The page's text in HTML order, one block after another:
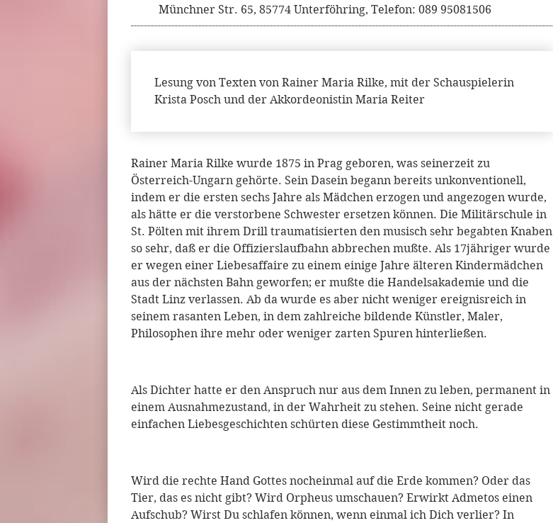
Münchner Str. 65, 85774 Unterföhring, Telefon: 089 95081506
Lesung von Texten von Rainer Maria Rilke, mit der Schauspielerin
Krista Posch und der Akkordeonistin Maria Reiter
Rainer Maria Rilke wurde 1875 in Prag geboren, was seinerzeit zu
Österreich-Ungarn gehörte. Sein Dasein begann bereits unkonventionell,
indem er die ersten sechs Jahre als Mädchen erzogen und angezogen wurde,
als hätte er die verstorbene Schwester ersetzen können. Die Militärschule in
St. Pölten mit ihrem Drill traumatisierten den musisch sehr begabten Knaben
so sehr, daß er die Offizierslaufbahn abbrechen mußte. Als 17jähriger wurde
er wegen einer Liebesaffaire zu einem einige Jahre älteren Kindermädchen
aus der nächsten Bahn geworfen; er mußte die Handelsakademie und die
Stadt Linz verlassen. Ab da wurde es aber nicht weniger ereignisreich in
seinem rasanten Leben, in dem zahlreiche bildende Künstler, Maler,
Philosophen ihre mehr oder weniger zarten Spuren hinterließen.
Als Dichter hatte er den Anspruch nur aus dem Innen zu leben, permanent in
einem Ausnahmezustand, in der Wahrheit zu stehen. Seine nicht gerade
einfachen Liebesgeschichten schürten diese Gestimmtheit noch.
Wird die rechte Hand Gottes nocheinmal auf die Erde kommen? Oder das
Tier, das es nicht gibt? Wird Orpheus umschauen? Erwirkt Admetos einen
Aufschub? Wirst Du schlafen können, wenn einmal ich Dich verlier? In